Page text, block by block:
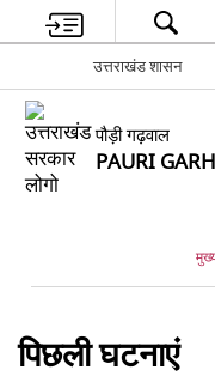
उत्तराखंड शासन
पौड़ी गढ़वाल
PAURI
पिछली घटनाएं